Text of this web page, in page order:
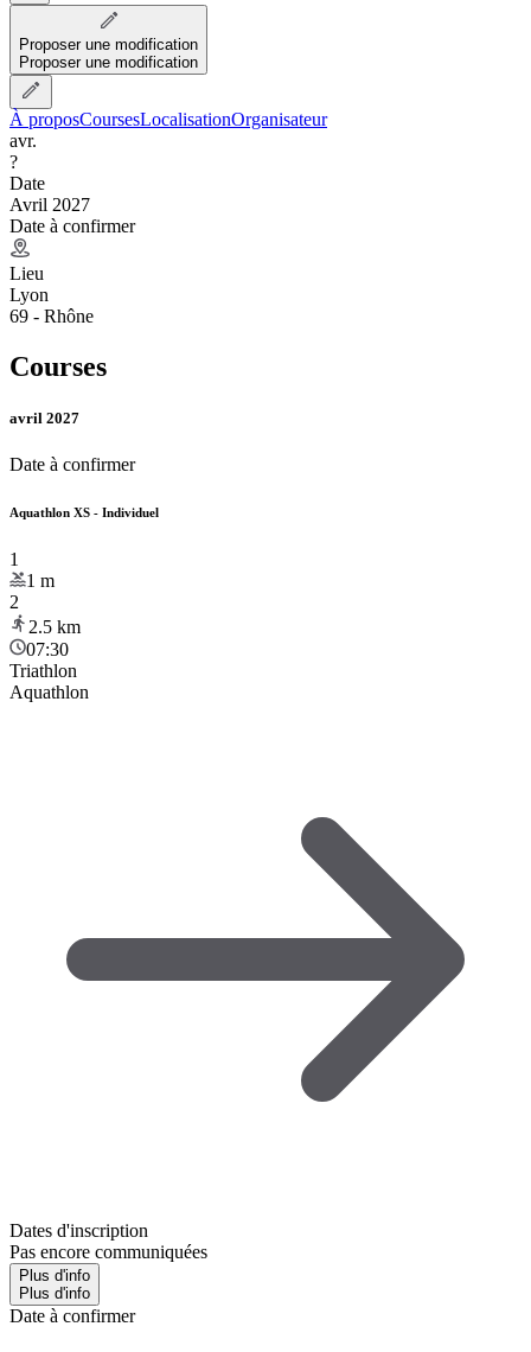
Proposer une modification
Proposer une modification
À proposCoursesLocalisationOrganisateur
avr.
?
Date
Avril 2027
Date à confirmer
Lieu
Lyon
69 - Rhône
Courses
avril 2027
Date à confirmer
Aquathlon XS - Individuel
1
1 m
2
2.5 km
07:30
Triathlon
Aquathlon
Dates d'inscription
Pas encore communiquées
Plus d'info
Plus d'info
Date à confirmer